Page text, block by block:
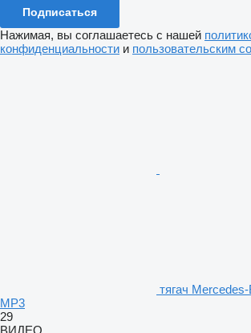
Подписаться
Нажимая, вы соглашаетесь с нашей
конфиденциальности и пользовательским
тягач
MP3
29
ВИДЕО